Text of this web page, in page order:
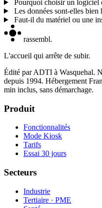
Pourquoi choisir un logiciel
Les données sont-elles bien
Faut-il du matériel ou une
rassembl.
L'accueil qui arrête de subir.
Édité par ADTI à Wasquehal.
depuis 1994. Hébergement
min inclus, sans démarchage.
Produit
Fonctionnalités
Mode Kiosk
Tarifs
Essai 30 jours
Secteurs
Industrie
Tertiaire · PME